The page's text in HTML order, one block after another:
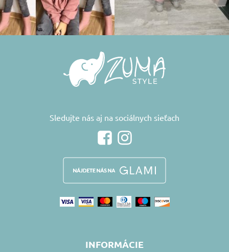
Sledujte nás aj na sociálnych sieťach
INFORMÁCIE